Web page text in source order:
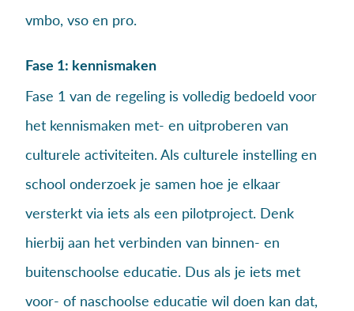
vmbo, vso en pro.
Fase 1: kennismaken
Fase 1 van de regeling is volledig bedoeld voor
het kennismaken met- en uitproberen van
culturele activiteiten. Als culturele instelling en
school onderzoek je samen hoe je elkaar
versterkt via iets als een pilotproject. Denk
hierbij aan het verbinden van binnen- en
buitenschoolse educatie. Dus als je iets met
voor- of naschoolse educatie wil doen kan dat,